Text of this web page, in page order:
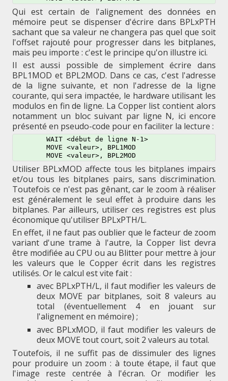
Qui est certain de l'alignement des données en
mémoire peut se dispenser d'écrire dans BPLxPTH
sachant que sa valeur ne changera pas quel que soit
l'offset rajouté pour progresser dans les bitplanes,
mais peu importe : c'est le principe qu'on illustre ici.
Il est aussi possible de simplement écrire dans
BPL1MOD et BPL2MOD. Dans ce cas, c'est l'adresse
de la ligne suivante, et non l'adresse de la ligne
courante, qui sera impactée, le hardware utilisant les
modulos en fin de ligne. La Copper list contient alors
notamment un bloc suivant par ligne N, ici encore
présenté en pseudo-code pour en faciliter la lecture :
Utiliser BPLxMOD affecte tous les bitplanes impairs
et/ou tous les bitplanes pairs, sans discrimination.
Toutefois ce n'est pas gênant, car le zoom à réaliser
est généralement le seul effet à produire dans les
bitplanes. Par ailleurs, utiliser ces registres est plus
économique qu'utiliser BPLxPTH/L.
En effet, il ne faut pas oublier que le facteur de zoom
variant d'une trame à l'autre, la Copper list devra
être modifiée au CPU ou au Blitter pour mettre à jour
les valeurs que le Copper écrit dans les registres
utilisés. Or le calcul est vite fait :
avec BPLxPTH/L, il faut modifier les valeurs de
deux MOVE par bitplanes, soit 8 valeurs au
total (éventuellement 4 en jouant sur
l'alignement en mémoire) ;
avec BPLxMOD, il faut modifier les valeurs de
deux MOVE tout court, soit 2 valeurs au total.
Toutefois, il ne suffit pas de dissimuler des lignes
pour produire un zoom : à toute étape, il faut que
l'image reste centrée à l'écran. Or modifier les